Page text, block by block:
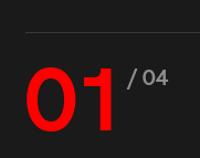
01 / 04